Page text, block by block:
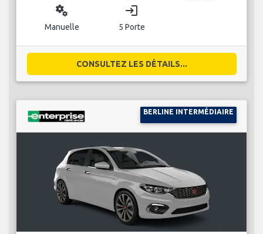
miscellaneous_services
Manuelle
login
5 Porte
CONSULTEZ LES DÉTAILS...
BERLINE INTERMÉDIAIRE